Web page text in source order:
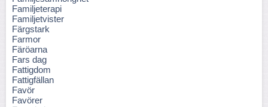
Familjeterapi
Familjetvister
Färgstark
Farmor
Färöarna
Fars dag
Fattigdom
Fattigfällan
Favör
Favörer